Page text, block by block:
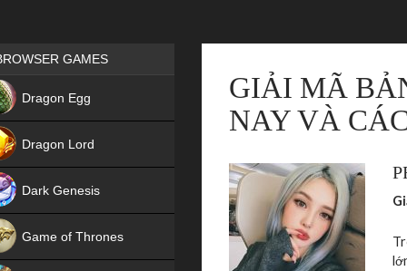
GIẢI MÃ
NAY VÀ
Games place
GAMES
Dragon Egg
Dragon Lord
Dark Genesis
Game of Thrones